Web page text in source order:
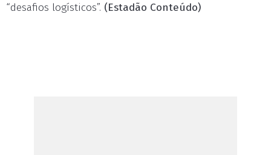
“desafios logísticos”. (Estadão Conteúdo)